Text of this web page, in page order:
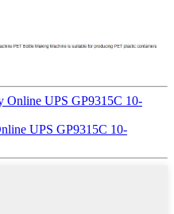
Online UPS GP9315C 10-
UPS GP9315C 10-